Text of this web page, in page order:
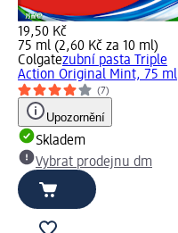
19,50 Kč
75 ml (2,60 Kč za 10 ml)
Colgatezubní pasta Triple
Action Original Mint, 75 ml
(7)
Upozornění
Skladem
Vybrat prodejnu dm